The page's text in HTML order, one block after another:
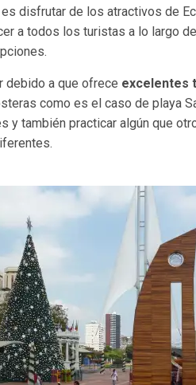
disfrutar de los atractivos de
a todos los turistas a lo largo
debido a que ofrece excelentes
como es el caso de playa
y también practicar algún que